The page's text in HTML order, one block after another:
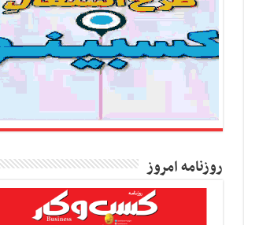
روزنامه امروز